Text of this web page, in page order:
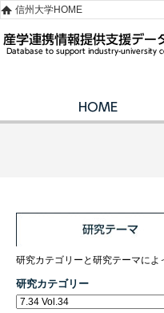
信州大学HOME
研究カテゴリーと研究テーマによ
研究カテゴリー